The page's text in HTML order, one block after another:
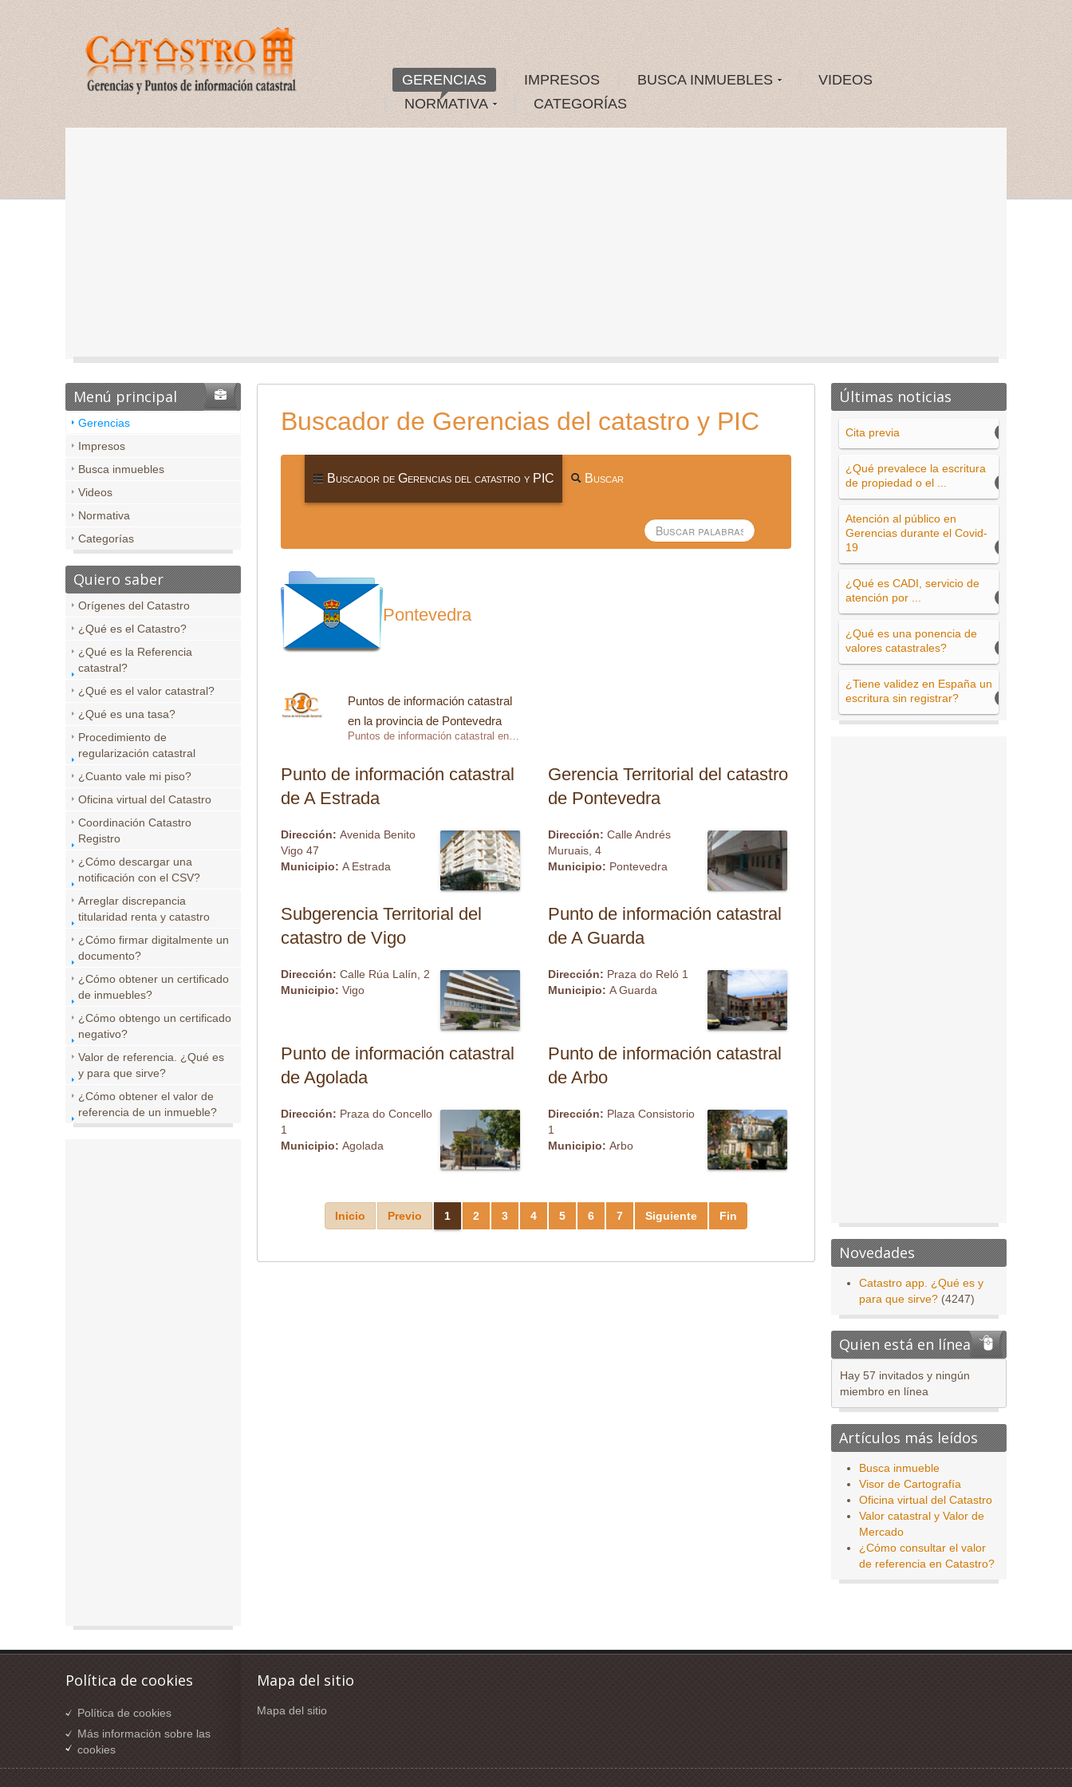
GERENCIAS IMPRESOS BUSCA INMUEBLES
VIDEOS
NORMATIVA
CATEGORÍAS
Buscador de Gerencias del catastro y PIC
Buscador de Gerencias del catastro y PIC Buscar
Pontevedra
Puntos de información catastral
en la provincia de Pontevedra
Puntos de información catastral en la provincia de Pontevedra
Punto de información catastral
de A Estrada
Dirección: Avenida Benito
Vigo 47
Municipio: A Estrada
Gerencia Territorial del catastro
de Pontevedra
Dirección: Calle Andrés
Muruais, 4
Municipio: Pontevedra
Subgerencia Territorial del
catastro de Vigo
Dirección: Calle Rúa Lalín, 2
Municipio: Vigo
Punto de información catastral
de A Guarda
Dirección: Praza do Reló 1
Municipio: A Guarda
Punto de información catastral
de Agolada
Dirección: Praza do Concello
1
Municipio: Agolada
Punto de información catastral
de Arbo
Dirección: Plaza Consistorio
1
Municipio: Arbo
Inicio Previo 1 2 3 4 5 6 7 Siguiente Fin
Menú principal
Gerencias
Impresos
Busca inmuebles
Videos
Normativa
Categorías
Quiero saber
Orígenes del Catastro
¿Qué es el Catastro?
¿Qué es la Referencia
catastral?
¿Qué es el valor catastral?
¿Qué es una tasa?
Procedimiento de
regularización catastral
¿Cuanto vale mi piso?
Oficina virtual del Catastro
Coordinación Catastro
Registro
¿Cómo descargar una
notificación con el CSV?
Arreglar discrepancia
titularidad renta y catastro
¿Cómo firmar digitalmente un
documento?
¿Cómo obtener un certificado
de inmuebles?
¿Cómo obtengo un certificado
negativo?
Valor de referencia. ¿Qué es
y para que sirve?
¿Cómo obtener el valor de
referencia de un inmueble?
Últimas noticias
Cita previa
¿Qué prevalece la escritura
de propiedad o el ...
Atención al público en
Gerencias durante el Covid-
19
¿Qué es CADI, servicio de
atención por ...
¿Qué es una ponencia de
valores catastrales?
¿Tiene validez en España un
escritura sin registrar?
Novedades
Catastro app. ¿Qué es y
para que sirve? (4247)
Quien está en línea
Hay 57 invitados y ningún
miembro en línea
Artículos más leídos
Busca inmueble
Visor de Cartografía
Oficina virtual del Catastro
Valor catastral y Valor de
Mercado
¿Cómo consultar el valor
de referencia en Catastro?
Política de cookies
Política de cookies
Más información sobre las
cookies
Mapa del sitio
Mapa del sitio